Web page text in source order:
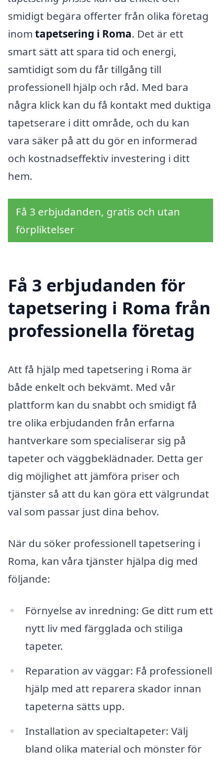
smidigt begära offerter från olika företag
inom tapetsering i Roma. Det är ett
smart sätt att spara tid och energi,
samtidigt som du får tillgång till
professionell hjälp och råd. Med bara
några klick kan du få kontakt med duktiga
tapetserare i ditt område, och du kan
vara säker på att du gör en informerad
och kostnadseffektiv investering i ditt
hem.
Få 3 erbjudanden, gratis och utan
förpliktelser
Få 3 erbjudanden för
tapetsering i Roma från
professionella företag
Att få hjälp med tapetsering i Roma är
både enkelt och bekvämt. Med vår
plattform kan du snabbt och smidigt få
tre olika erbjudanden från erfarna
hantverkare som specialiserar sig på
tapeter och väggbeklädnader. Detta ger
dig möjlighet att jämföra priser och
tjänster så att du kan göra ett välgrundat
val som passar just dina behov.
När du söker professionell tapetsering i
Roma, kan våra tjänster hjälpa dig med
följande:
Förnyelse av inredning: Ge ditt rum ett
nytt liv med färgglada och stiliga
tapeter.
Reparation av väggar: Få professionell
hjälp med att reparera skador innan
tapeterna sätts upp.
Installation av specialtapeter: Välj
bland olika material och mönster för